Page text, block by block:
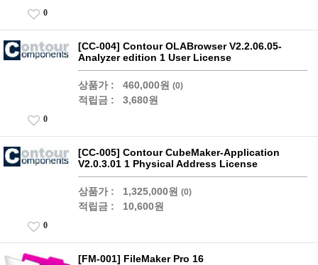
0
[CC-004] Contour OLABrowser V2.2.06.05-
Analyzer edition 1 User License
상품가 : 460,000원 (0)
적립금 : 3,680원
0
[CC-005] Contour CubeMaker-Application
V2.0.3.01 1 Physical Address License
상품가 : 1,325,000원 (0)
적립금 : 10,600원
0
[FM-001] FileMaker Pro 16